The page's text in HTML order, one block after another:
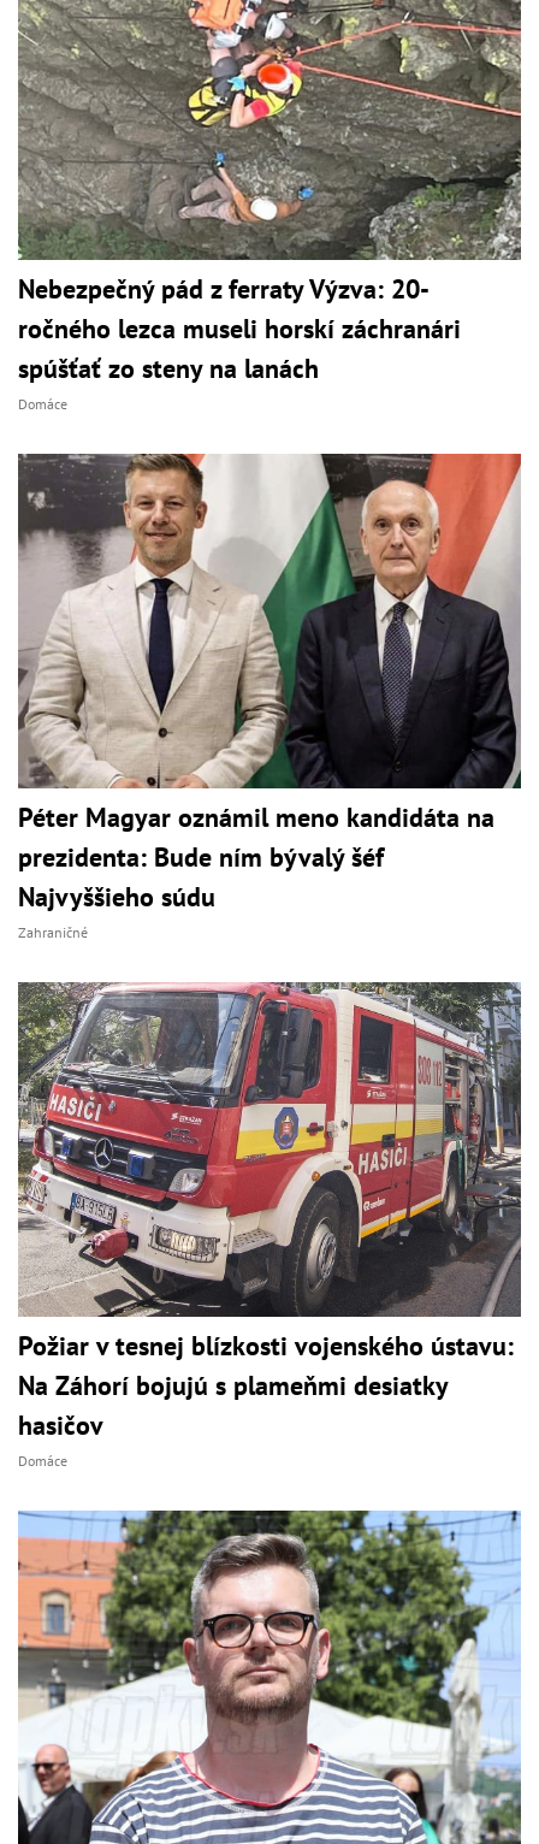
Nebezpečný pád z ferraty Výzva: 20-
ročného lezca museli horskí záchranári
spúšťať zo steny na lanách
Domáce
Péter Magyar oznámil meno kandidáta na
prezidenta: Bude ním bývalý šéf
Najvyššieho súdu
Zahraničné
Požiar v tesnej blízkosti vojenského ústavu:
Na Záhorí bojujú s plameňmi desiatky
hasičov
Domáce